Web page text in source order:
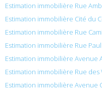
Estimation immobilière Rue
Estimation immobilière Cité du
Estimation immobilière Rue
Estimation immobilière Rue
Estimation immobilière Avenue
Estimation immobilière Rue
Estimation immobilière Avenue